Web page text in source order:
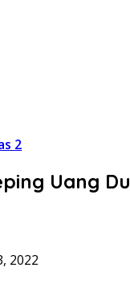
2
Uang
2022